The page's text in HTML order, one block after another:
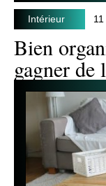
Intérieur
Bien
gagner de